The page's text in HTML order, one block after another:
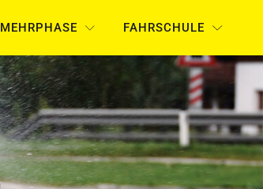
MEHRPHASE FAHRSCHULE